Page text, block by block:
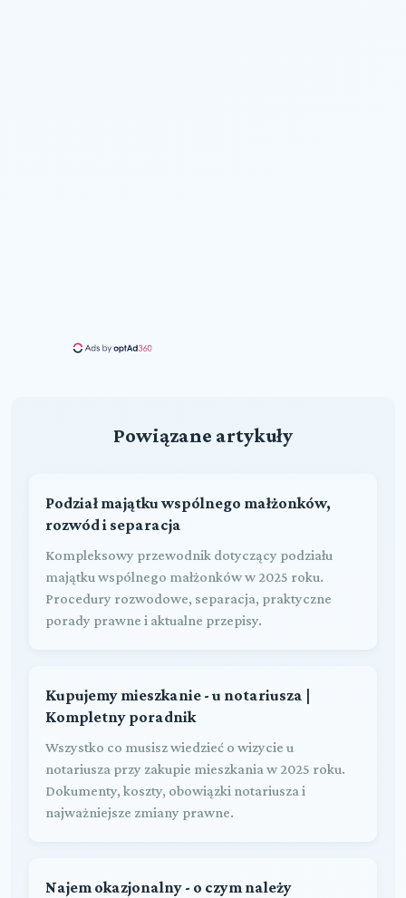
Powiązane artykuły
Podział majątku wspólnego małżonków,
rozwód i separacja
Kompleksowy przewodnik dotyczący podziału
majątku wspólnego małżonków w 2025 roku.
Procedury rozwodowe, separacja, praktyczne
porady prawne i aktualne przepisy.
Kupujemy mieszkanie - u notariusza |
Kompletny poradnik
Wszystko co musisz wiedzieć o wizycie u
notariusza przy zakupie mieszkania w 2025 roku.
Dokumenty, koszty, obowiązki notariusza i
najważniejsze zmiany prawne.
Najem okazjonalny - o czym należy